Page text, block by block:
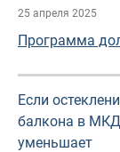
25 апреля 2025
Программа
Если
балкона в МКД
уменьшает